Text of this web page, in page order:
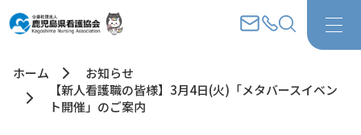
ホーム
お知らせ
【新人看護職の皆様】3月4日(火)「メタバースイベン
ト開催」のご案内